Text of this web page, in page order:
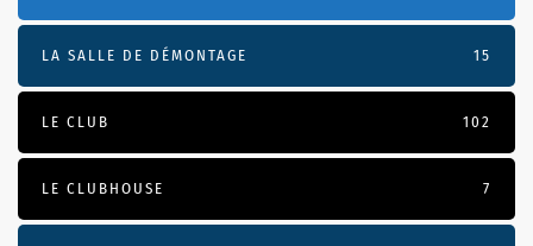
LA SALLE DE DÉMONTAGE 15
LE CLUB 102
LE CLUBHOUSE 7